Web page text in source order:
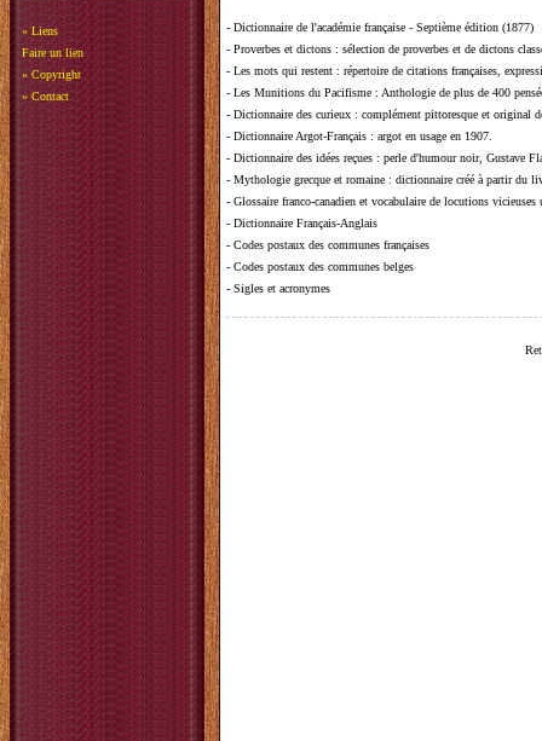
» Liens
Faire un lien
» Copyright
» Contact
- Dictionnaire de l'académie française - Septième édition (1877)
- Proverbes et dictons : sélection de proverbes et de dictons
- Les mots qui restent : répertoire de citations françaises,
- Les Munitions du Pacifisme : Anthologie de plus de 400
- Dictionnaire des curieux : complément pittoresque et original
- Dictionnaire Argot-Français : argot en usage en 1907.
- Dictionnaire des idées reçues : perle d'humour noir, Gustave
- Mythologie grecque et romaine : dictionnaire créé à partir du
- Glossaire franco-canadien et vocabulaire de locutions vicieuses
- Dictionnaire Français-Anglais
- Codes postaux des communes françaises
- Codes postaux des communes belges
- Sigles et acronymes